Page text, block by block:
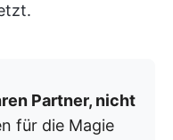
Partner, nicht
für die Magie